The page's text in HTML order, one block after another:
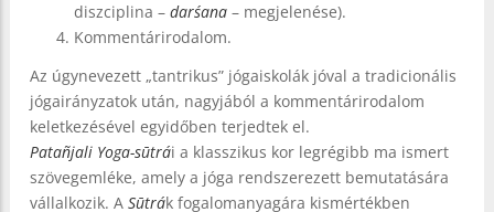
diszciplina – darśana – megjelenése).
Kommentárirodalom.
Az úgynevezett „tantrikus” jógaiskolák jóval a tradicionális
jógairányzatok után, nagyjából a kommentárirodalom
keletkezésével egyidőben terjedtek el.
Patañjali Yoga-sūtrái a klasszikus kor legrégibb ma ismert
szövegemléke, amely a jóga rendszerezett bemutatására
vállalkozik. A Sūtrák fogalomanyagára kismértékben